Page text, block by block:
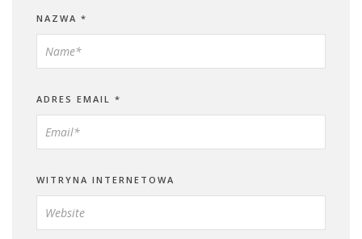
NAZWA *
ADRES EMAIL *
WITRYNA INTERNETOWA